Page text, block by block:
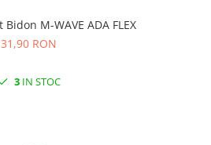
Adaptor Suport Bidon M-WAVE ADA FLEX
31,90 RON
3IN STOC